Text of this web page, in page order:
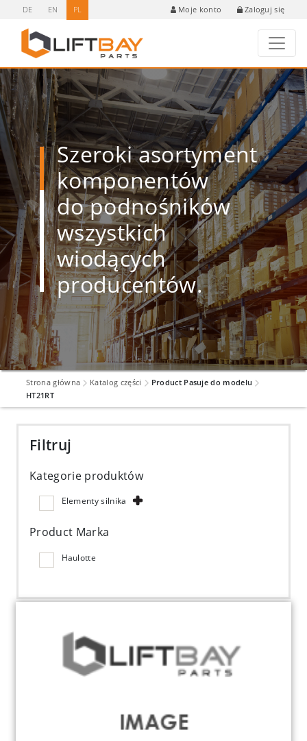
DE EN PL Moje konto Zaloguj się
Szeroki asortyment
komponentów
do podnośników
wszystkich
wiodących
producentów.
Strona główna Katalog części
Product Pasuje do modelu
HT21RT
Filtruj
Kategorie produktów
Elementy silnika
Product Marka
Haulotte